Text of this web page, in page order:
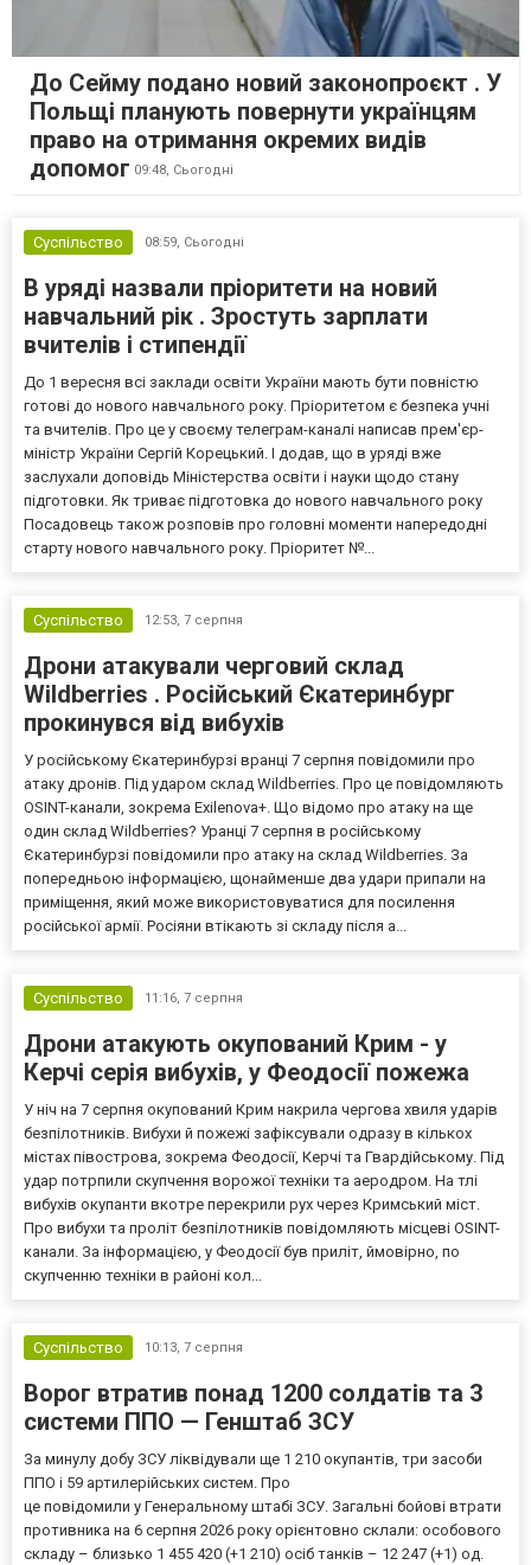
До Сейму подано новий законопроєкт . У
Польщі планують повернути українцям
право на отримання окремих видів
допомог 09:48, Сьогодні
Суспільство 08:59, Сьогодні
В уряді назвали пріоритети на новий
навчальний рік . Зростуть зарплати
вчителів і стипендії
До 1 вересня всі заклади освіти України мають бути повністю
готові до нового навчального року. Пріоритетом є безпека учні
та вчителів. Про це у своєму телеграм-каналі написав прем'єр-
міністр України Сергій Корецький. І додав, що в уряді вже
заслухали доповідь Міністерства освіти і науки щодо стану
підготовки. Як триває підготовка до нового навчального року
Посадовець також розповів про головні моменти напередодні
старту нового навчального року. Пріоритет №...
Суспільство 12:53, 7 серпня
Дрони атакували черговий склад
Wildberries . Російський Єкатеринбург
прокинувся від вибухів
У російському Єкатеринбурзі вранці 7 серпня повідомили про
атаку дронів. Під ударом склад Wildberries. Про це повідомляють
OSINT-канали, зокрема Exilenova+. Що відомо про атаку на ще
один склад Wildberries? Уранці 7 серпня в російському
Єкатеринбурзі повідомили про атаку на склад Wildberries. За
попередньою інформацією, щонайменше два удари припали на
приміщення, який може використовуватися для посилення
російської армії. Росіяни втікають зі складу після а...
Суспільство 11:16, 7 серпня
Дрони атакують окупований Крим - у
Керчі серія вибухів, у Феодосії пожежа
У ніч на 7 серпня окупований Крим накрила чергова хвиля ударів
безпілотників. Вибухи й пожежі зафіксували одразу в кількох
містах півострова, зокрема Феодосії, Керчі та Гвардійському. Під
удар потрпили скупчення ворожої техніки та аеродром. На тлі
вибухів окупанти вкотре перекрили рух через Кримський міст.
Про вибухи та проліт безпілотників повідомляють місцеві OSINT-
канали. За інформацією, у Феодосії був приліт, ймовірно, по
скупченню техніки в районі кол...
Суспільство 10:13, 7 серпня
Ворог втратив понад 1200 солдатів та 3
системи ППО — Генштаб ЗСУ
За минулу добу ЗСУ ліквідували ще 1 210 окупантів, три засоби
ППО і 59 артилерійських систем. Про
це повідомили у Генеральному штабі ЗСУ. Загальні бойові втрати
противника на 6 серпня 2026 року орієнтовно склали: особового
складу – близько 1 455 420 (+1 210) осіб танків – 12 247 (+1) од.